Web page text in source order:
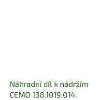
Náhradní díl k nádržím
CEMO 138.1019.014.